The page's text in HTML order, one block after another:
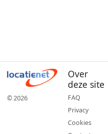
© 2026
Over
deze site
FAQ
Privacy
Cookies